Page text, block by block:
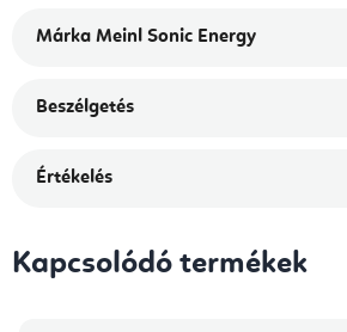
Márka Meinl Sonic Energy
Beszélgetés
Értékelés
Kapcsolódó termékek